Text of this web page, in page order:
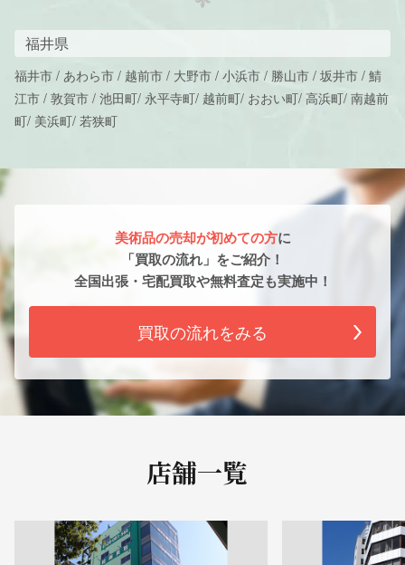
福井県
福井市 / あわら市 / 越前市 / 大野市 / 小浜市 / 勝山市 / 坂井市 / 鯖
江市 / 敦賀市 / 池田町/ 永平寺町/ 越前町/ おおい町/ 高浜町/ 南越前
町/ 美浜町/ 若狭町
美術品の売却が初めての方に
「買取の流れ」をご紹介！
全国出張・宅配買取や無料査定も実施中！
買取の流れをみる
店舗一覧